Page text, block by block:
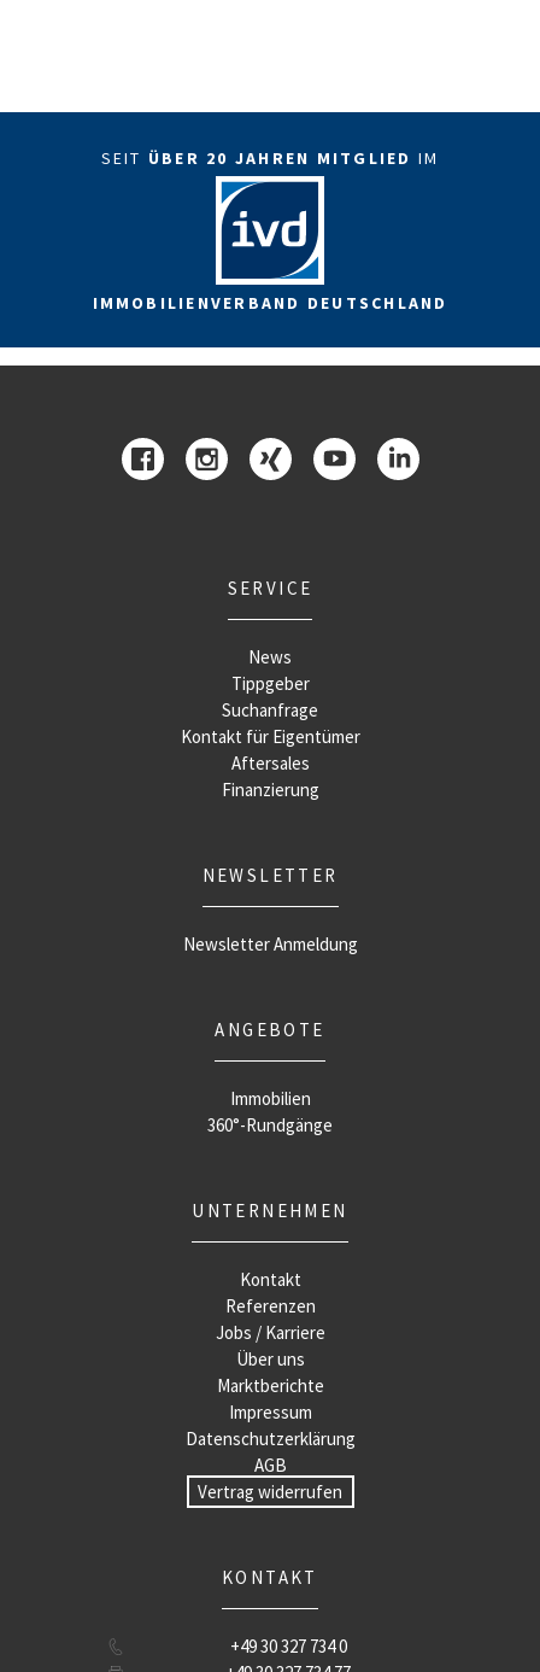
SEIT ÜBER 20 JAHREN MITGLIED IM
IMMOBILIENVERBAND DEUTSCHLAND
SERVICE
News
Tippgeber
Suchanfrage
Kontakt für Eigentümer
Aftersales
Finanzierung
NEWSLETTER
Newsletter Anmeldung
ANGEBOTE
Immobilien
360°-Rundgänge
UNTERNEHMEN
Kontakt
Referenzen
Jobs / Karriere
Über uns
Marktberichte
Impressum
Datenschutzerklärung
AGB
Vertrag widerrufen
KONTAKT
+49 30 327 734 0